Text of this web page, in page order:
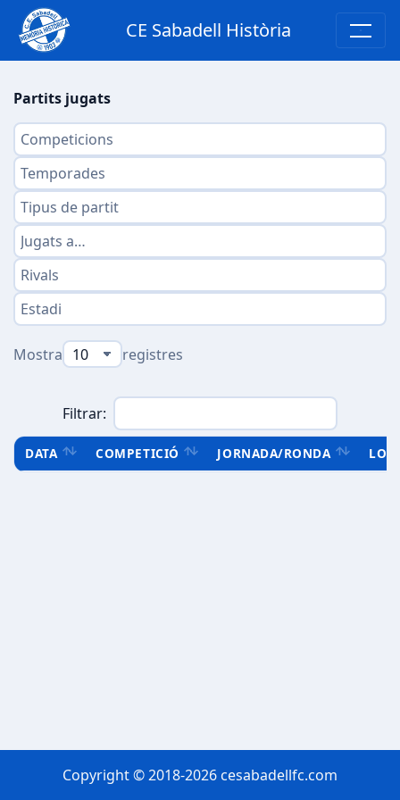
CE Sabadell Història
Partits jugats
Mostra registres
Filtrar:
DATA COMPETICIÓ JORNADA/RONDA
Copyright © 2018-2026 cesabadellfc.com